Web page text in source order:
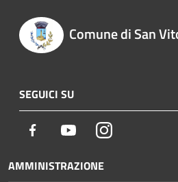
Comune di San
SEGUICI SU
Facebook YoutubeInstagram
AMMINISTRAZIONE